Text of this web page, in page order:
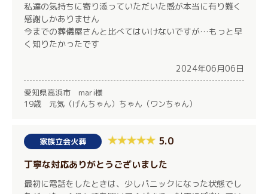
私達の気持ちに寄り添っていただいた感が本当に有り難く
感謝しかありません
今までの葬儀屋さんと比べてはいけないですが…もっと早
く知りたかったです
2024年06月06日
愛知県高浜市 mari様
19歳 元気（げんちゃん）ちゃん（ワンちゃん）
家族立会火葬 5.0
丁寧な対応ありがとうございました
最初に電話をしたときは、少しパニックになった状態でし